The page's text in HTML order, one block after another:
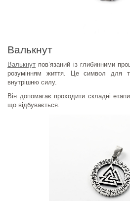
Валькнут
Валькнут пов’язаний із глибинними
розумінням життя. Це символ для
внутрішню силу.
Він допомагає проходити складні
що відбувається.